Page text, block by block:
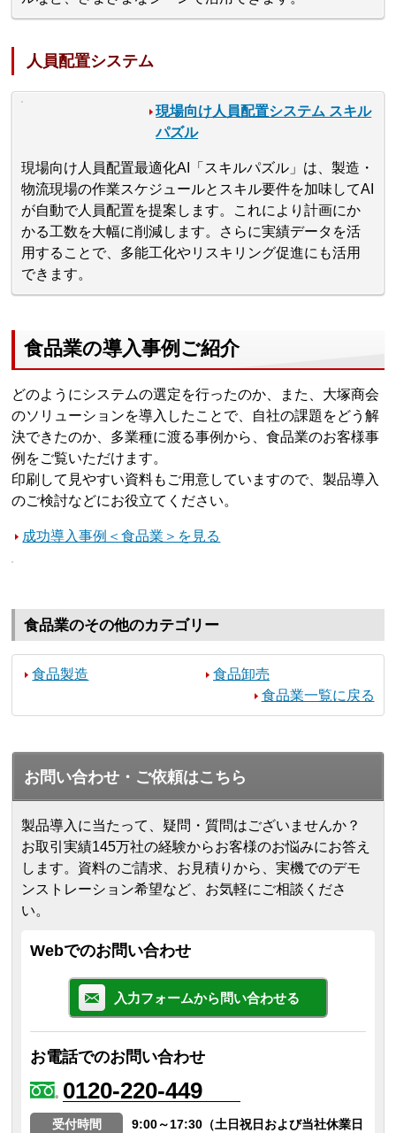
人員配置システム
現場向け人員配置システム スキル
パズル
現場向け人員配置最適化AI「スキルパズル」は、製造・
物流現場の作業スケジュールとスキル要件を加味してAI
が自動で人員配置を提案します。これにより計画にか
かる工数を大幅に削減します。さらに実績データを活
用することで、多能工化やリスキリング促進にも活用
できます。
食品業の導入事例ご紹介
どのようにシステムの選定を行ったのか、また、大塚商会
のソリューションを導入したことで、自社の課題をどう解
決できたのか、多業種に渡る事例から、食品業のお客様事
例をご覧いただけます。
印刷して見やすい資料もご用意していますので、製品導入
のご検討などにお役立てください。
成功導入事例＜食品業＞を見る
食品業のその他のカテゴリー
食品製造
食品卸売
食品業一覧に戻る
お問い合わせ・ご依頼はこちら
製品導入に当たって、疑問・質問はございませんか？
お取引実績145万社の経験からお客様のお悩みにお答え
します。 資料のご請求、お見積りから、実機でのデモ
ンストレーション希望など、お気軽にご相談くださ
い。
Webでのお問い合わせ
入力フォームから問い合わせる
お電話でのお問い合わせ
0120-220-449
受付時間
9:00～17:30（土日祝日および当社休業日